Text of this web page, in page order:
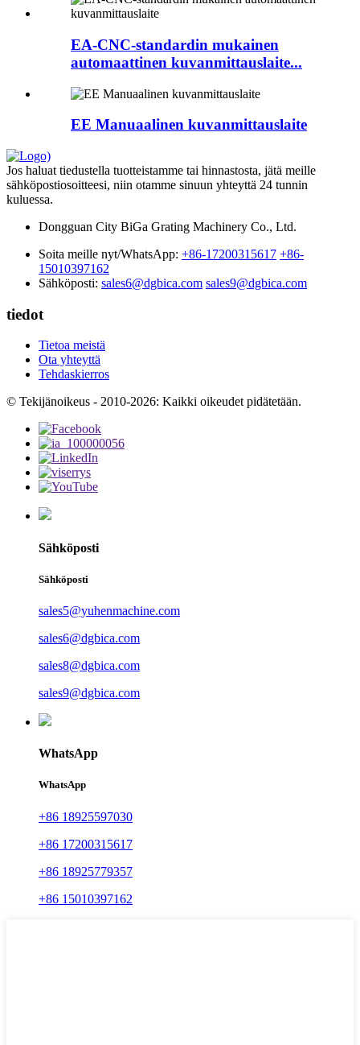
EA-CNC-standardin mukainen
automaattinen kuvanmittauslaite...
EE Manuaalinen kuvanmittauslaite
Jos haluat tiedustella tuotteistamme tai hinnastosta, jätä meille
sähköpostiosoitteesi, niin otamme sinuun yhteyttä 24 tunnin
kuluessa.
Dongguan City BiGa Grating Machinery Co., Ltd.
Soita meille nyt/WhatsApp: +86-17200315617 +86-
15010397162
Sähköposti: sales6@dgbica.com sales9@dgbica.com
tiedot
Tietoa meistä
Ota yhteyttä
Tehdaskierros
© Tekijänoikeus - 2010-2026: Kaikki oikeudet pidätetään.
Sähköposti
Sähköposti
sales5@yuhenmachine.com
sales6@dgbica.com
sales8@dgbica.com
sales9@dgbica.com
WhatsApp
WhatsApp
+86 18925597030
+86 17200315617
+86 18925779357
+86 15010397162